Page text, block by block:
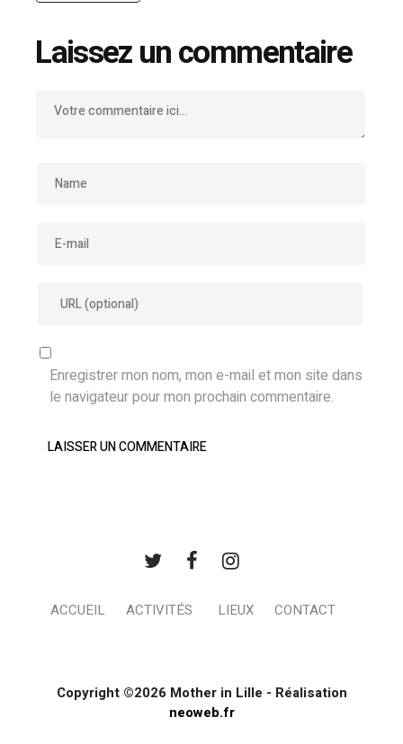
Laissez un commentaire
Enregistrer mon nom, mon e-mail et mon site dans
le navigateur pour mon prochain commentaire.
ACCUEIL ACTIVITÉS LIEUX CONTACT
Copyright ©2026 Mother in Lille - Réalisation
neoweb.fr